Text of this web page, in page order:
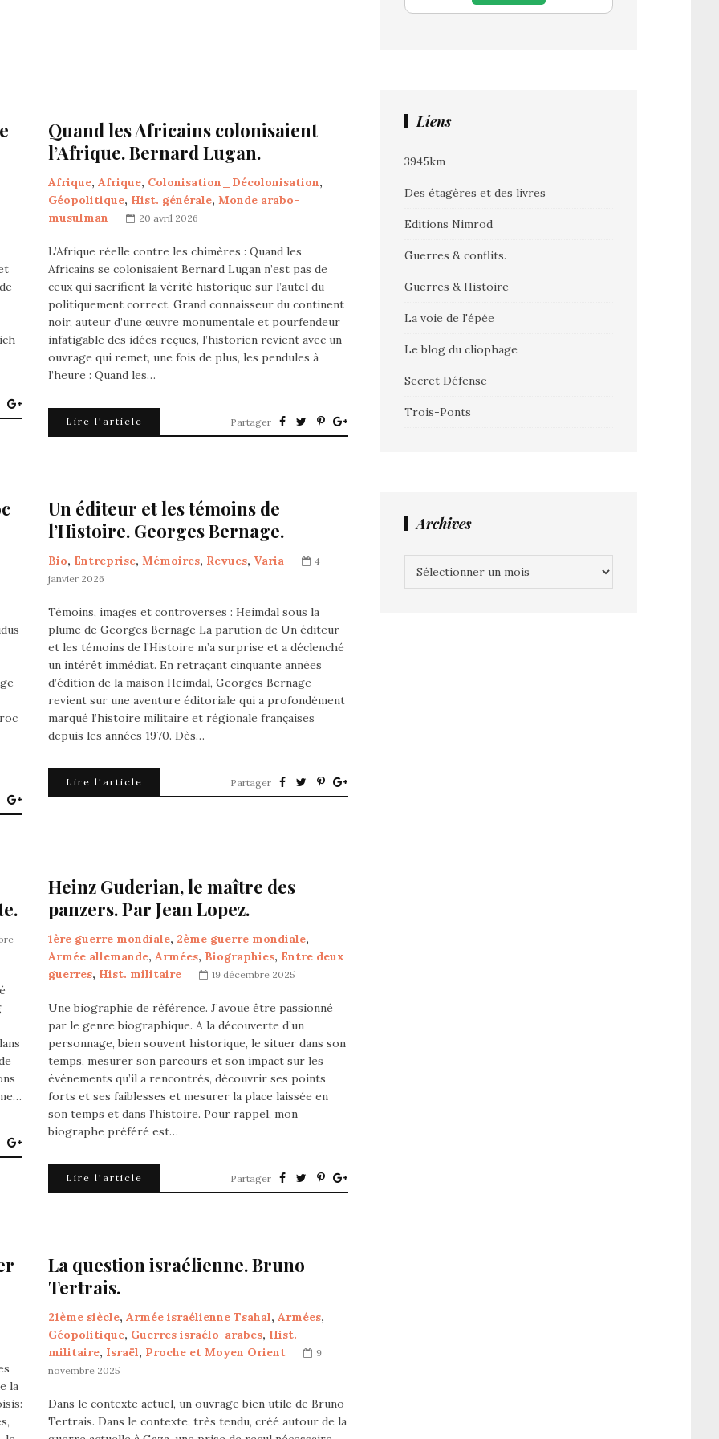
Quand les Africains colonisaient
l’Afrique. Bernard Lugan.
Afrique, Afrique, Colonisation_Décolonisation,
Géopolitique, Hist. générale, Monde arabo-
musulman
20 avril 2026
L’Afrique réelle contre les chimères : Quand les
Africains se colonisaient Bernard Lugan n’est pas de
ceux qui sacrifient la vérité historique sur l’autel du
politiquement correct. Grand connaisseur du continent
noir, auteur d’une œuvre monumentale et pourfendeur
infatigable des idées reçues, l’historien revient avec un
ouvrage qui remet, une fois de plus, les pendules à
l’heure : Quand les…
Lire l'article Partager
Un éditeur et les témoins de
l’Histoire. Georges Bernage.
Bio, Entreprise, Mémoires, Revues, Varia
4
janvier 2026
Témoins, images et controverses : Heimdal sous la
plume de Georges Bernage La parution de Un éditeur
et les témoins de l’Histoire m’a surprise et a déclenché
un intérêt immédiat. En retraçant cinquante années
d’édition de la maison Heimdal, Georges Bernage
revient sur une aventure éditoriale qui a profondément
marqué l’histoire militaire et régionale françaises
depuis les années 1970. Dès…
Lire l'article Partager
Heinz Guderian, le maître des
panzers. Par Jean Lopez.
1ère guerre mondiale, 2ème guerre mondiale,
Armée allemande, Armées, Biographies, Entre deux
guerres, Hist. militaire 19 décembre 2025
Une biographie de référence. J’avoue être passionné
par le genre biographique. A la découverte d’un
personnage, bien souvent historique, le situer dans son
temps, mesurer son parcours et son impact sur les
événements qu’il a rencontrés, découvrir ses points
forts et ses faiblesses et mesurer la place laissée en
son temps et dans l’histoire. Pour rappel, mon
biographe préféré est…
Lire l'article Partager
la
La question israélienne. Bruno
Tertrais.
21ème siècle, Armée israélienne Tsahal, Armées,
Géopolitique, Guerres israélo-arabes, Hist.
militaire, Israël, Proche et Moyen Orient
9
novembre 2025
Dans le contexte actuel, un ouvrage bien utile de Bruno
Tertrais. Dans le contexte, très tendu, créé autour de la
Liens
3945km
Des étagères et des livres
Editions Nimrod
Guerres & conflits.
Guerres & Histoire
La voie de l'épée
Le blog du cliophage
Secret Défense
Trois-Ponts
Archives